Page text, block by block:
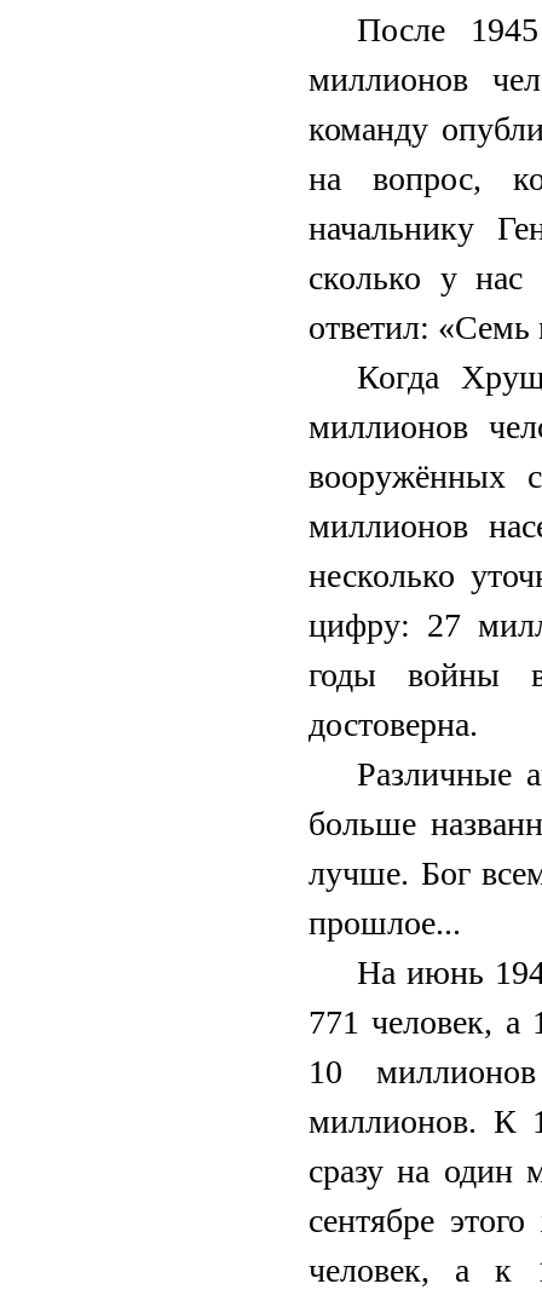
После
миллионов
команду
на вопрос,
начальнику
сколько у нас
ответил:
Когда
миллионов
вооружённых
миллионов
несколько
цифру: 27
годы войны
достоверна.
Различные
больше
лучше. Бог
прошлое...
На июнь
771 человек, а
10
миллионов. К
сразу на один
сентябре
человек, а к